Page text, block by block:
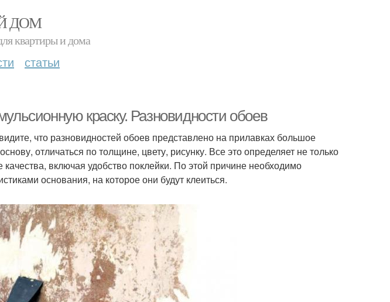
ДОМ
квартиры и дома
статьи
краску. Разновидности обоев
что разновидностей обоев представлено на прилавках большое
отличаться по толщине, цвету, рисунку. Все это определяет не только
включая удобство поклейки. По этой причине необходимо
основания, на которое они будут клеиться.